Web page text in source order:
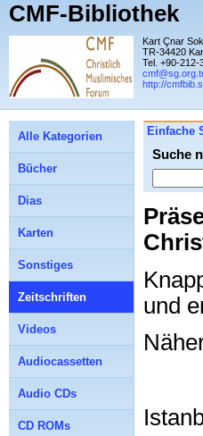
CMF-Bibliothek
Kart Çnar
TR-34420
Tel. +90-212-
http://
Einfache
Suche
und
Alle Kategorien
Bücher
Dias
Karten
Sonstiges
Zeitschriften
Videos
Audiocassetten
Audio CDs
CD ROMs